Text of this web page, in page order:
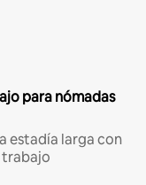
para nómadas
estadía larga con
trabajo